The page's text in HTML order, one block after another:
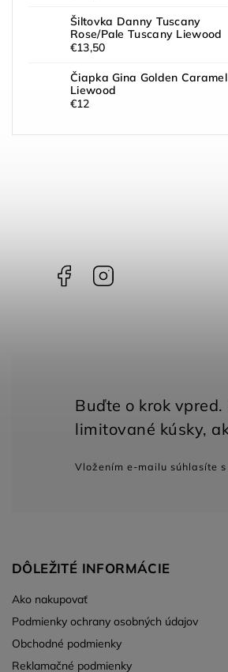
Šiltovka Danny Tuscany
Rose/Pale Tuscany Liewood
€13,50
Čiapka Gina Golden Caramel
Liewood
€12
Facebook
DÔLEŽITÉ INFORMÁCIE
Ako nakupovať
Podmienky ochrany osobných údajov
Obchodné podmienky
Reklamačné podmienky
Vložením e-mailu súhlasíte s